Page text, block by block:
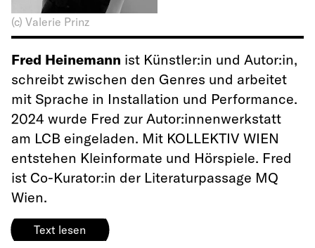
(c) Valerie Prinz
Fred Heinemann ist Künstler:in und Autor:in,
schreibt zwischen den Genres und arbeitet
mit Sprache in Installation und Performance.
2024 wurde Fred zur Autor:innenwerkstatt
am LCB eingeladen. Mit KOLLEKTIV WIEN
entstehen Kleinformate und Hörspiele. Fred
ist Co-Kurator:in der Literaturpassage MQ
Wien.
Text lesen